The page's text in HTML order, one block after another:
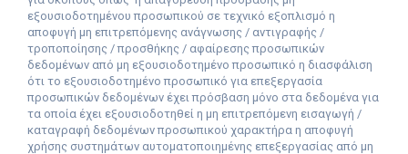
εξουσιοδοτημένου προσωπικού σε τεχνικό εξοπλισμό η
αποφυγή μη επιτρεπόμενης ανάγνωσης / αντιγραφής /
τροποποίησης / προσθήκης / αφαίρεσης προσωπικών
δεδομένων από μη εξουσιοδοτημένο προσωπικό η διασφάλιση
ότι το εξουσιοδοτημένο προσωπικό για επεξεργασία
προσωπικών δεδομένων έχει πρόσβαση μόνο στα δεδομένα για
τα οποία έχει εξουσιοδοτηθεί η μη επιτρεπόμενη εισαγωγή /
καταγραφή δεδομένων προσωπικού χαρακτήρα η αποφυγή
χρήσης συστημάτων αυτοματοποιημένης επεξεργασίας από μη